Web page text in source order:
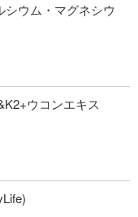
ウム・マグネシウ
ウコンエキス